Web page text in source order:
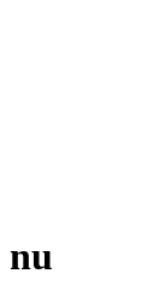
nu